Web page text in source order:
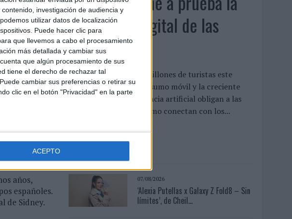
investigación de audiencia y
utilizar datos de localización
Puede hacer clic para
que llevemos a cabo el procesamiento
más detallada y cambiar sus
que algún procesamiento de sus
tiene el derecho de rechazar tal
cambiar sus preferencias o retirar su
clic en el botón "Privacidad" en la parte
ACEPTO
la
de
un
porcentaje
femenino
de la
con
eludió
años,
españoles.
de Sidney.
estrategia digital de las
marcas
Las previsiones de 42 millones de turistas este
verano, el auge del consumo móvil y la creciente
adopción de la inteligencia artificial obligan a las
marcas a replantear cómo conectan con los...
07/08/2026
‘Alexia Putellas x Galaxy Z Fold8 – Sin
límites’, de Cheil...